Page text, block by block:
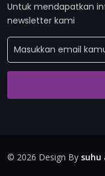
Untuk mendapatkan
newsletter kami
© 2026 Design By suhu